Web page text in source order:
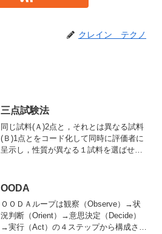
クレイン テクノ
三点試験法
同じ試料(Ａ)2点と，それとは異なる試料
(Ｂ)1点とをコード化して同時に評価者に
呈示し，性質が異なる１試料を選ばせる
OODA
ＯＯＤＡループは観察（Observe）→状
況判断（Orient）→意思決定（Decide）
→実行（Act）の４ステップから構成され